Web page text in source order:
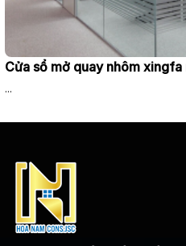
Cửa sổ mở quay nhôm xingfa
...